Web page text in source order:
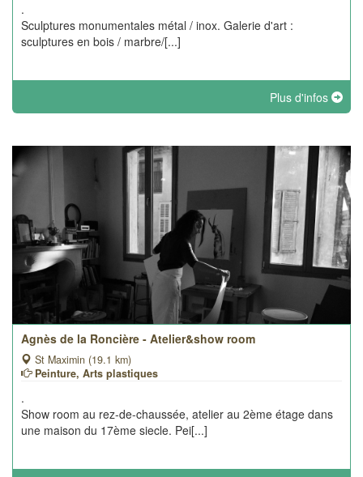
.
Sculptures monumentales métal / inox. Galerie d'art :
sculptures en bois / marbre/[...]
Plus d'infos
Agnès de la Roncière - Atelier&show room
St Maximin (19.1 km)
Peinture, Arts plastiques
.
Show room au rez-de-chaussée, atelier au 2ème étage dans
une maison du 17ème siecle. Pei[...]